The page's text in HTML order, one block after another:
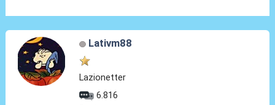
Lativm88
Lazionetter
6.816